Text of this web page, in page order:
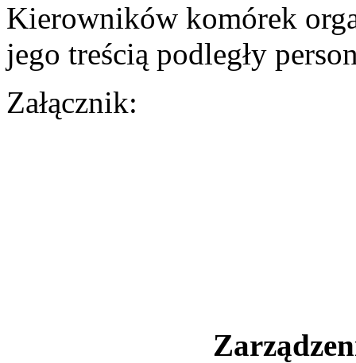
Kierowników komórek
jego treścią podległy
Załącznik: